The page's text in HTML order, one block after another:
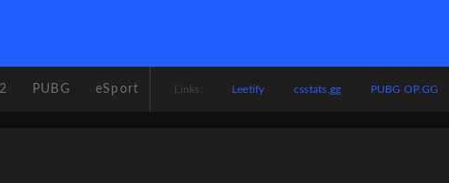
PUBG eSport Links: Leetify csstats.gg PUBG OP.GG